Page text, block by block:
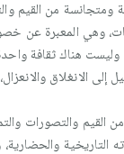
من القيم
وهي المعبرة عن
وليست هناك ثقافة
إلى الانغلاق
القيم والتصورات
التاريخية